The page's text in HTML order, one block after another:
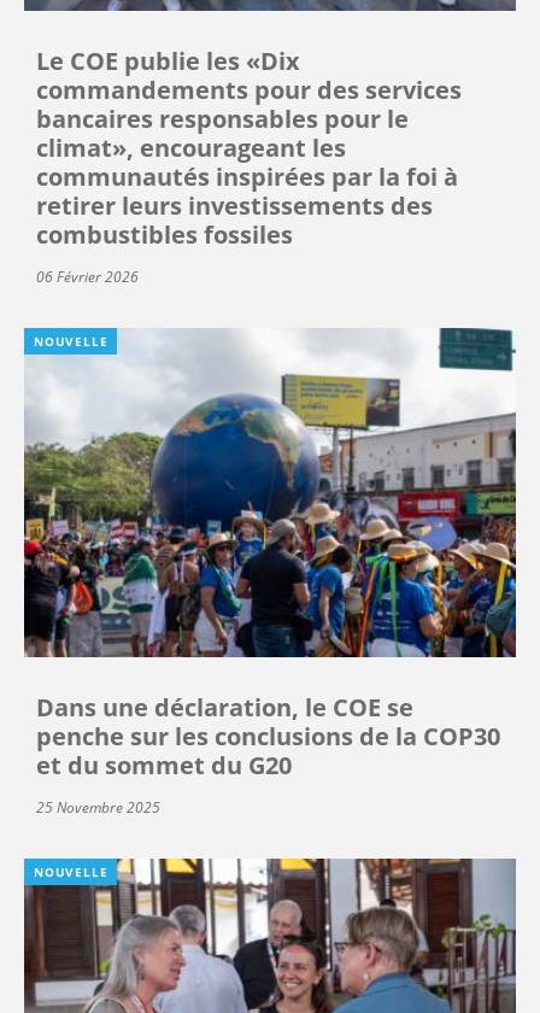
Le COE publie les «Dix
commandements pour des services
bancaires responsables pour le
climat», encourageant les
communautés inspirées par la foi à
retirer leurs investissements des
combustibles fossiles
06 Février 2026
NOUVELLE
Dans une déclaration, le COE se
penche sur les conclusions de la COP30
et du sommet du G20
25 Novembre 2025
NOUVELLE